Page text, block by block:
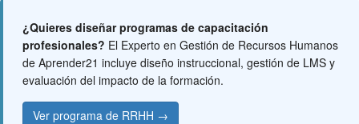
¿Quieres diseñar programas de capacitación
profesionales? El Experto en Gestión de Recursos Humanos
de Aprender21 incluye diseño instruccional, gestión de LMS y
evaluación del impacto de la formación.
Ver programa de RRHH →